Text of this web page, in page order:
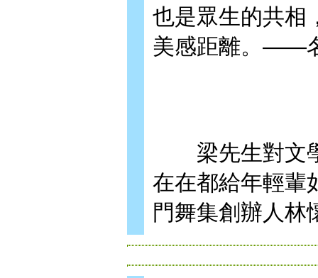
也是眾生的共相
美感距離。——
梁先生對文學
在在都給年輕輩
門舞集創辦人林